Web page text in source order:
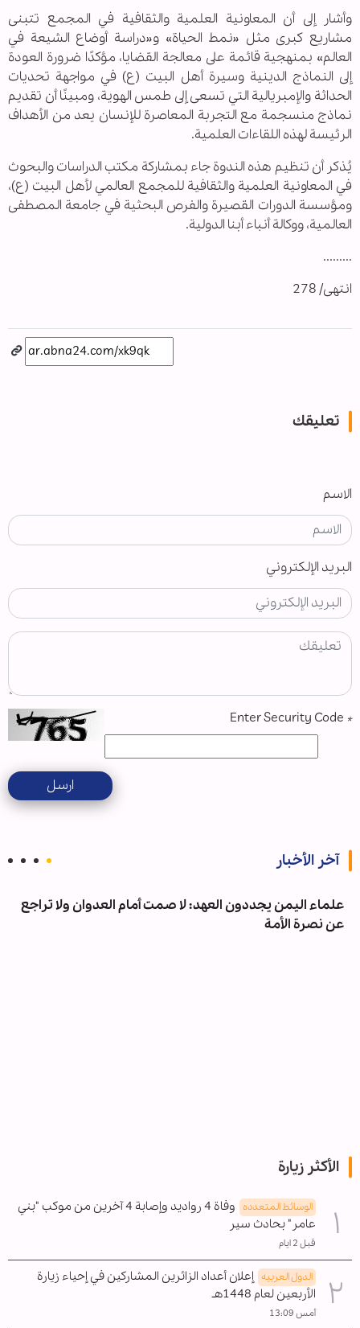
وأشار إلى أن المعاونية العلمية والثقافية في المجمع تتبنى
مشاريع كبرى مثل «نمط الحياة» و«دراسة أوضاع الشيعة في
العالم» بمنهجية قائمة على معالجة القضايا، مؤكدًا ضرورة العودة
إلى النماذج الدينية وسيرة أهل البيت (ع) في مواجهة تحديات
الحداثة والإمبريالية التي تسعى إلى طمس الهوية، ومبينًا أن تقديم
نماذج منسجمة مع التجربة المعاصرة للإنسان يعد من الأهداف
الرئيسة لهذه اللقاءات العلمية.
يُذكر أن تنظيم هذه الندوة جاء بمشاركة مكتب الدراسات والبحوث
في المعاونية العلمية والثقافية للمجمع العالمي لأهل البيت (ع)،
ومؤسسة الدورات القصيرة والفرص البحثية في جامعة المصطفى
العالمية، ووكالة أنباء أبنا الدولية.
.........
انتهى/ 278
تعليقك
الاسم
البريد الإلكتروني
*
ارسل
آخر الأخبار
علماء اليمن يجددون العهد: لا صمت أمام العدوان ولا تراجع
عن نصرة الأمة
الأكثر زيارة
الوسائط المتعدده
وفاة 4 رواديد وإصابة 4 آخرين من موكب "بني
عامر" بحادث سير
قبل 2 ايام
الدول العربیه إعلان أعداد الزائرين المشاركين في إحياء زيارة
الأربعين لعام 1448هـ
أمس 13:09